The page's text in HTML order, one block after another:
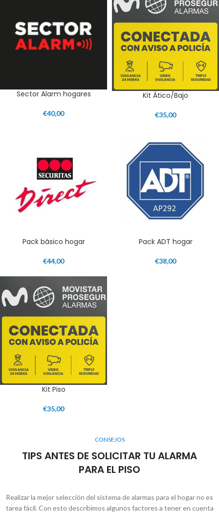
Sector Alarm hogares
€40,00
Kit Ático/Bajo
€35,00
Pack básico hogar
€44,00
Pack ADT hogar
€38,00
Kit Piso
€35,00
CONSEJOS
TIPS ANTES DE SOLICITAR TU ALARMA
PARA EL PISO
Realizar la mejor selección del sistema de alarmas para el hogar no es
tarea fácil. Con esto describimos algunos factores a tener en cuenta